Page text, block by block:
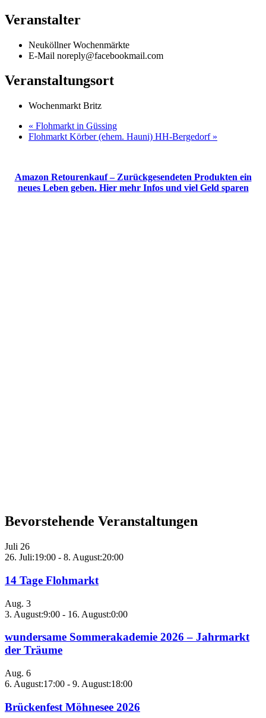
Veranstalter
Neuköllner Wochenmärkte
E-Mail noreply@facebookmail.com
Veranstaltungsort
Wochenmarkt Britz
« Flohmarkt in Güssing
Flohmarkt Körber (ehem. Hauni) HH-Bergedorf »
Amazon Retourenkauf – Zurückgesendeten Produkten ein
neues Leben geben. Hier mehr Infos und viel Geld sparen
Bevorstehende Veranstaltungen
Juli 26
26. Juli:19:00 - 8. August:20:00
14 Tage Flohmarkt
Aug. 3
3. August:9:00 - 16. August:0:00
wundersame Sommerakademie 2026 – Jahrmarkt
der Träume
Aug. 6
6. August:17:00 - 9. August:18:00
Brückenfest Möhnesee 2026